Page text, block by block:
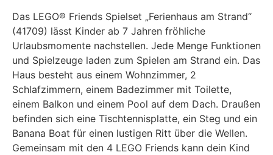
Das LEGO® Friends Spielset „Ferienhaus am Strand“
(41709) lässt Kinder ab 7 Jahren fröhliche
Urlaubsmomente nachstellen. Jede Menge Funktionen
und Spielzeuge laden zum Spielen am Strand ein. Das
Haus besteht aus einem Wohnzimmer, 2
Schlafzimmern, einem Badezimmer mit Toilette,
einem Balkon und einem Pool auf dem Dach. Draußen
befinden sich eine Tischtennisplatte, ein Steg und ein
Banana Boat für einen lustigen Ritt über die Wellen.
Gemeinsam mit den 4 LEGO Friends kann dein Kind